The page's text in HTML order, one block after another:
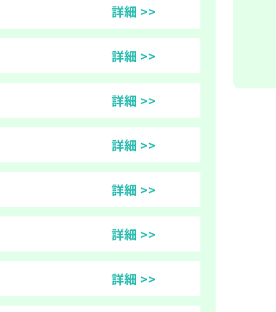
詳細 >>
詳細 >>
詳細 >>
詳細 >>
詳細 >>
詳細 >>
詳細 >>